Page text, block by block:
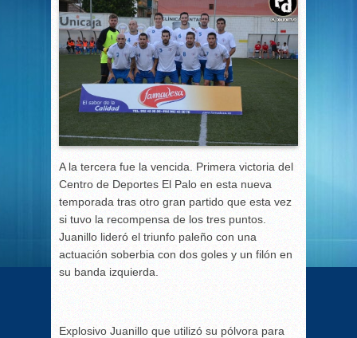
A la tercera fue la vencida. Primera victoria del
Centro de Deportes El Palo en esta nueva
temporada tras otro gran partido que esta vez
si tuvo la recompensa de los tres puntos.
Juanillo lideró el triunfo paleño con una
actuación soberbia con dos goles y un filón en
su banda izquierda.
Explosivo Juanillo que utilizó su pólvora para